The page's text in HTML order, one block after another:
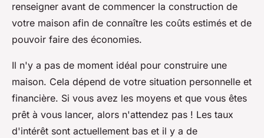
renseigner avant de commencer la construction de
votre maison afin de connaître les coûts estimés et de
pouvoir faire des économies.
Il n'y a pas de moment idéal pour construire une
maison. Cela dépend de votre situation personnelle et
financière. Si vous avez les moyens et que vous êtes
prêt à vous lancer, alors n'attendez pas ! Les taux
d'intérêt sont actuellement bas et il y a de